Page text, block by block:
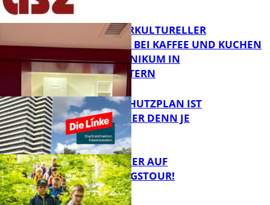
FB News
FB News
FB Gesundheit
NEUER INTERKULTURELLER
TREFFPUNKT BEI KAFFEE UND KUCHEN
IM PFALZKLINIKUM IN
KAISERSLAUTERN
FB News
EIN HITZESCHUTZPLAN IST
NOTWENDIGER DENN JE
MIT DEM JÄGER AUF
ENTDECKUNGSTOUR!